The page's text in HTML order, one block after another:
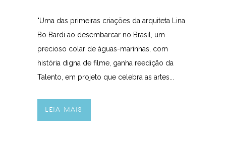
"Uma das primeiras criações da arquiteta Lina
Bo Bardi ao desembarcar no Brasil, um
precioso colar de águas-marinhas, com
história digna de filme, ganha reedição da
Talento, em projeto que celebra as artes...
LEIA MAIS